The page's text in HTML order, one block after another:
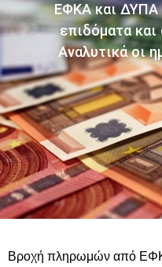
ΕΦΚΑ και ΔΥΠΑ
επιδόματα και
Αναλυτικά οι
Βροχή πληρωμών από